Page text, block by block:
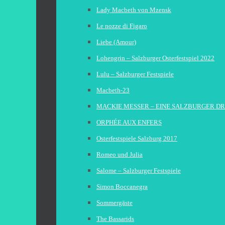
Lady Macbeth von Mzensk
Le nozze di Figaro
Liebe (Amour)
Lohengrin – Salzburger Osterfestspiel 2022
Lulu – Salzburger Festspiele
Macbeth-23
MACKIE MESSER – EINE SALZBURGER
ORPHÉE AUX ENFERS
Osterfestspiele Salzburg 2017
Romeo und Julia
Salome – Salzburger Festspiele
Simon Boccanegra
Sommergäste
The Bassarids